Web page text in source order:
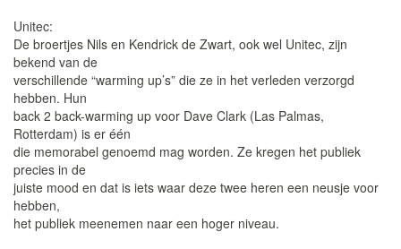
Unitec:
De broertjes Nils en Kendrick de Zwart, ook wel Unitec, zijn
bekend van de
verschillende “warming up’s” die ze in het verleden verzorgd
hebben. Hun
back 2 back-warming up voor Dave Clark (Las Palmas,
Rotterdam) is er één
die memorabel genoemd mag worden. Ze kregen het publiek
precies in de
juiste mood en dat is iets waar deze twee heren een neusje voor
hebben,
het publiek meenemen naar een hoger niveau.